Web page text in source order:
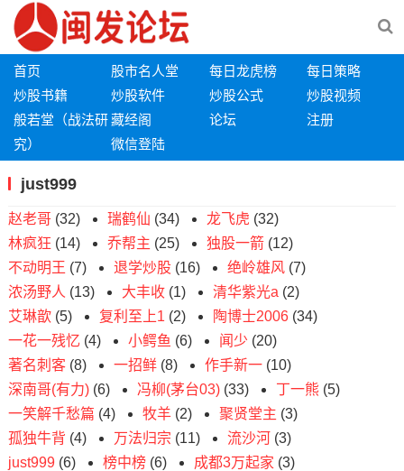
首页 股市名人堂 每日龙虎榜
每日策略
炒股书籍
炒股软件 炒股公式
炒股视频
般若堂（战法研
究）
藏经阁 论坛
注册
微信登陆
just999
赵老哥(32) 瑞鹤仙 (34) 龙飞虎 (32)
林疯狂 (14) 乔帮主 (25) 独股一箭(12)
不动明王 (7) 退学炒股(16) 绝岭雄风(7)
浓汤野人 (13) 大丰收(1) 清华紫光a (2)
艾琳歆(5) 复利至上1 (2) 陶博士2006(34)
一花一残忆 (4) 小鳄鱼 (6) 闻少 (20)
著名刺客(8) 一招鲜(8) 作手新一(10)
深南哥(有力)(6) 冯柳(茅台03)(33) 丁一熊(5)
一笑解千愁篇 (4) 牧羊(2) 聚贤堂主 (3)
孤独牛背 (4) 万法归宗 (11) 流沙河 (3)
just999(6) 榜中榜(6) 成都3万起家 (3)